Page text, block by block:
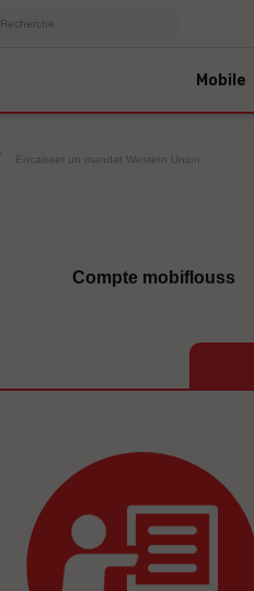
Recherche
Mobile
Encaisser un mandat Western Union
Compte mobiflouss